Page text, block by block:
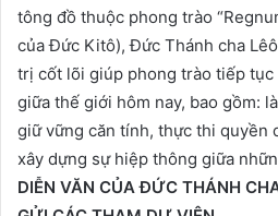
tông đồ thuộc phong trào
của Đức Kitô), Đức Thánh cha
trị cốt lõi giúp phong trào tiếp
giữa thế giới hôm nay, bao gồm:
giữ vững căn tính, thực thi quyền
xây dựng sự hiệp thông giữa
DIỄN VĂN CỦA ĐỨC THÁNH